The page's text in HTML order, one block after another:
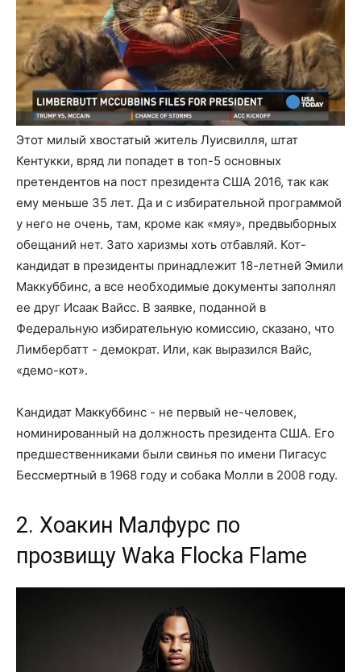
Этот милый хвостатый житель Луисвилля, штат
Кентукки, вряд ли попадет в топ-5 основных
претендентов на пост президента США 2016, так как
ему меньше 35 лет. Да и с избирательной программой
у него не очень, там, кроме как «мяу», предвыборных
обещаний нет. Зато харизмы хоть отбавляй. Кот-
кандидат в президенты принадлежит 18-летней Эмили
Маккуббинс, а все необходимые документы заполнял
ее друг Исаак Вайсс. В заявке, поданной в
Федеральную избирательную комиссию, сказано, что
Лимбербатт - демократ. Или, как выразился Вайс,
«демо-кот».
Кандидат Маккуббинс - не первый не-человек,
номинированный на должность президента США. Его
предшественниками были свинья по имени Пигасус
Бессмертный в 1968 году и собака Молли в 2008 году.
2. Хоакин Малфурс по
прозвищу Waka Flocka Flame